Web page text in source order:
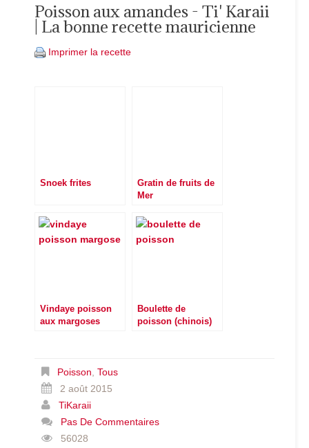
Poisson aux amandes - Ti' Karaii
| La bonne recette mauricienne
Imprimer la recette
Snoek frites
Gratin de fruits de
Mer
Vindaye poisson
aux margoses
Boulette de
poisson (chinois)
Poisson Tous
2 août 2015
TiKaraii
Pas De Commentaires
56028